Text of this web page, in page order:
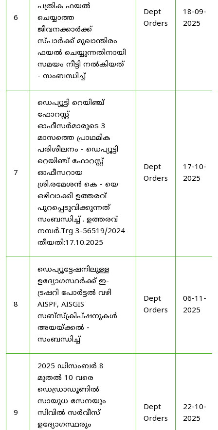
6
പത്രിക ഫയൽ
ചെയ്യാത്ത
ജീവനക്കാർക്ക്
സ്പാർക്ക് മുഖാന്തിരം
ഫയൽ ചെയ്യുന്നതിനായി
സമയം നീട്ടി നൽകിയത്
- സംബന്ധിച്ച്
Dept
Orders
18-09-
2025
7
ഡെപ്യൂട്ടി റെയിഞ്ച്
ഫോറസ്റ്റ്
ഓഫീസർമാരുടെ 3
മാസത്തെ പ്രാഥമിക
പരിശീലനം - ഡെപ്യൂട്ടി
റെയിഞ്ച് ഫോറസ്റ്റ്
ഓഫീസറായ
ശ്രി.രമേശൻ കെ - യെ
ഒഴിവാക്കി ഉത്തരവ്
പുറപ്പെടുവിക്കുന്നത്
സംബന്ധിച്ച് . ഉത്തരവ്
നമ്പർ.Trg 3-56519/2024
തീയതി:17.10.2025
Dept
Orders
17-10-
2025
8
ഡെപ്യൂട്ടേഷനിലുള്ള
ഉദ്യോഗസ്ഥർക്ക് ഇ-
ട്രഷറി പോർട്ടൽ വഴി
AISPF, AISGIS
സബ്‌സ്‌ക്രിപ്‌ഷനുകൾ
അയയ്ക്കൽ -
സംബന്ധിച്ച്
Dept
Orders
06-11-
2025
9
2025 ഡിസംബർ 8
മുതൽ 10 വരെ
ഡെഡ്രാഡൂണിൽ
സായുധ സേനയും
സിവിൽ സർവീസ്
ഉദ്യോഗസ്ഥരും
Dept
Orders
22-10-
2025